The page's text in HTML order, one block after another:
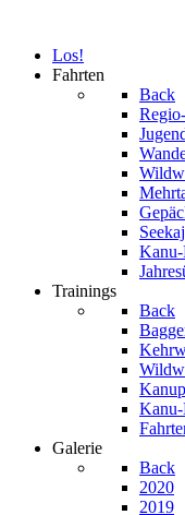
Los!
Fahrten
Back
Trainings
Back
Galerie
Back
2020
2019